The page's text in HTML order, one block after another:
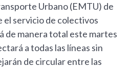
Urbano (EMTU) de
el servicio de colectivos
de manera total este martes
a todas las líneas sin
de circular entre las